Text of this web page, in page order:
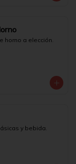
horno a elección.
y bebida.